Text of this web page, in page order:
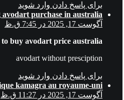
برای پاسخ دادن وارد شوید
purchase in australia
آگوست 17, 2025 در 7:45 ق.ظ
buy avodart price australia
avodart without presciption
برای پاسخ دادن وارد شوید
kamagra au royaume-uni
آگوست 17, 2025 در 11:27 ق.ظ